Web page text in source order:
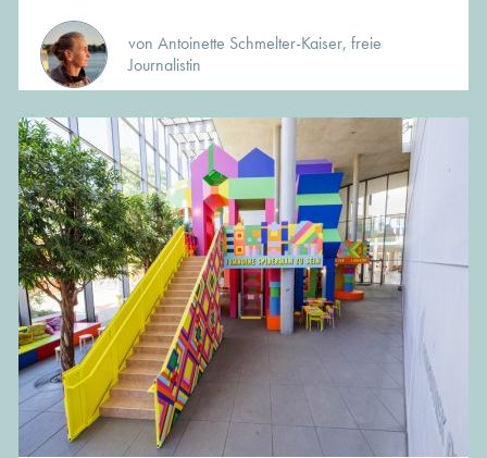
von Antoinette Schmelter-Kaiser, freie
Journalistin